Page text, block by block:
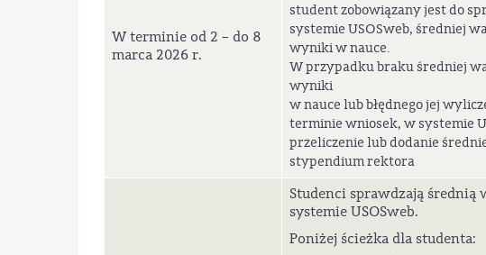
W terminie od 2 – do 8
marca 2026 r.
student zobowiązany jest do
systemie USOSweb, średniej
wyniki w nauce.
W przypadku braku średniej
wyniki
w nauce lub błędnego jej
terminie wniosek, w systemie
przeliczenie lub dodanie
stypendium rektora
Studenci sprawdzają
systemie USOSweb.
Poniżej ścieżka dla studenta: